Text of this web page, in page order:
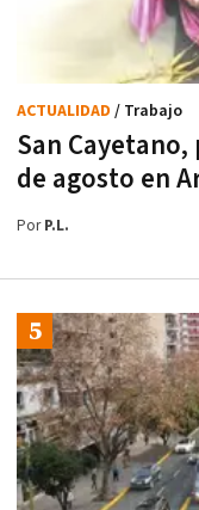
San
de agosto en
ACTUALIDAD / Trabajo
PorP.L.